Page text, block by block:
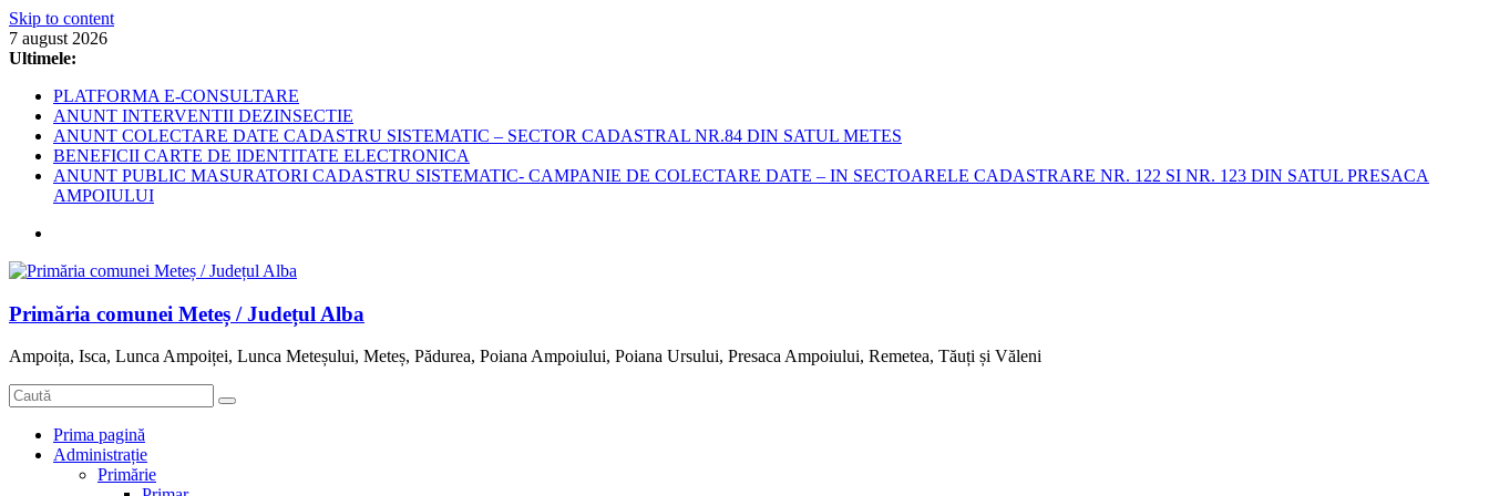
Skip to content
7 august 2026
Ultimele:
PLATFORMA E-CONSULTARE
ANUNT INTERVENTII DEZINSECTIE
ANUNT COLECTARE DATE CADASTRU SISTEMATIC – SECTOR CADASTRAL NR.84 DIN SATUL METES
BENEFICII CARTE DE IDENTITATE ELECTRONICA
ANUNT PUBLIC MASURATORI CADASTRU SISTEMATIC- CAMPANIE DE COLECTARE DATE – IN SECTOARELE CADASTRARE NR. 122 SI NR. 123 DIN SATUL PRESACA
AMPOIULUI
Primăria comunei Meteș / Județul Alba
Ampoița, Isca, Lunca Ampoiței, Lunca Meteșului, Meteș, Pădurea, Poiana Ampoiului, Poiana Ursului, Presaca Ampoiului, Remetea, Tăuți și Văleni
Prima pagină
Administrație
Primărie